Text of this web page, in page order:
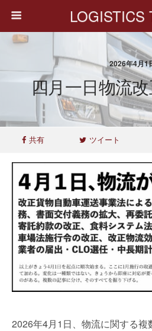
LOGISTICS
2026年4月1
四月一日物流
共有 ツイート
2026年4月1日、物流に関する